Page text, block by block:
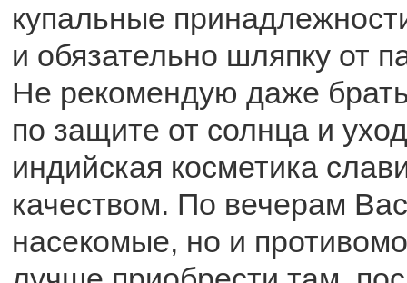
купальные
и обязательно шляпку от
Не рекомендую даже
по защите от солнца и
индийская косметика
качеством. По вечерам
насекомые, но и